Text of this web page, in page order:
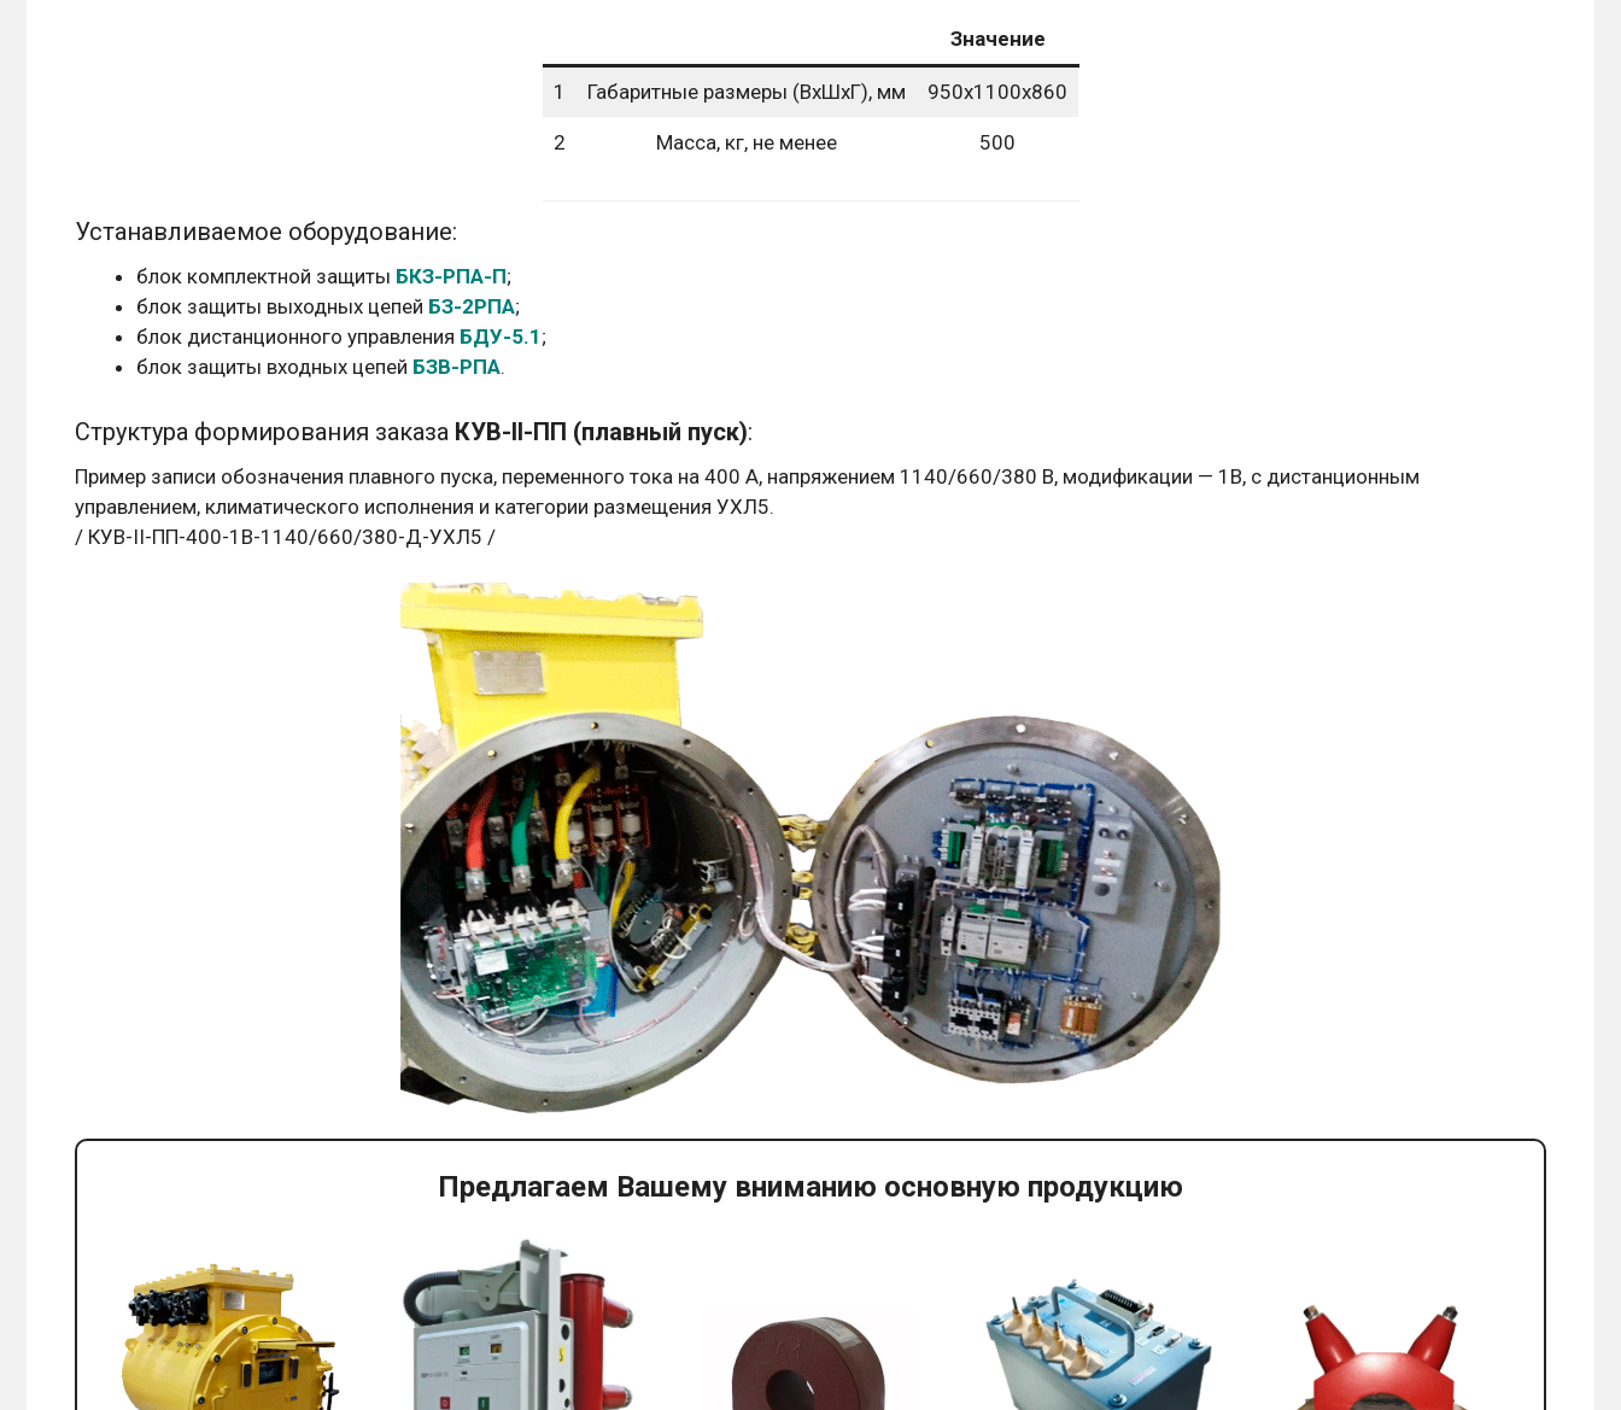
Значение
1 Габаритные размеры (ВхШхГ), мм 950х1100х860
2 Масса, кг, не менее 500
Устанавливаемое оборудование:
блок комплектной защиты БКЗ-РПА-П;
блок защиты выходных цепей БЗ-2РПА;
блок дистанционного управления БДУ-5.1 ;
блок защиты входных цепей БЗВ-РПА.
Структура формирования заказа КУВ-II-ПП (плавный пуск):
Пример записи обозначения плавного пуска, переменного тока на 400 А, напряжением 1140/660/380 В, модификации — 1В, с дистанционным
управлением, климатического исполнения и категории размещения УХЛ5.
/ КУВ-II-ПП-400-1В-1140/660/380-Д-УХЛ5 /
Предлагаем Вашему вниманию основную продукцию